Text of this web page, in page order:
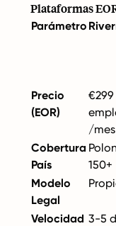
Plataformas
Parámetro
Precio
(EOR)
/mes
Cobertura
País
150+
Modelo
Legal
Velocidad 3-5